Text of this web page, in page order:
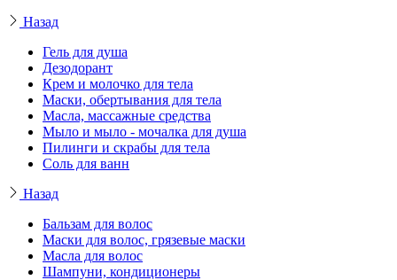
Назад
Гель для душа
Дезодорант
Крем и молочко для тела
Маски, обертывания для тела
Масла, массажные средства
Мыло и мыло - мочалка для душа
Пилинги и скрабы для тела
Соль для ванн
Назад
Бальзам для волос
Маски для волос, грязевые маски
Масла для волос
Шампуни, кондиционеры